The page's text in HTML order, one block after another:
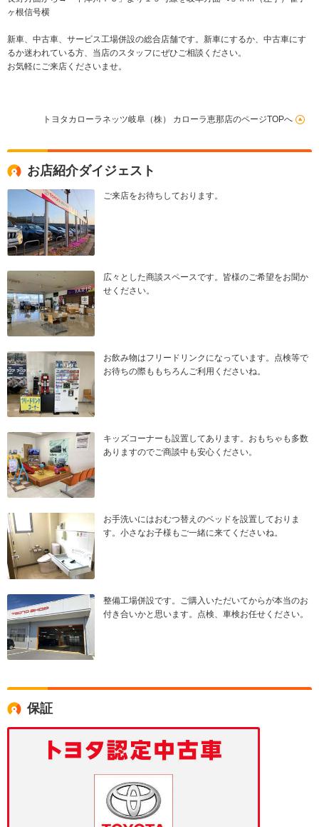
ヶ根信号横
新車、中古車、サービス工場併設の総合店舗です。新車にするか、中古車にす
るか迷われている方、当店のスタッフにぜひご相談ください。
お気軽にご来店くださいませ。
トヨタカローラネッツ岐阜（株） カローラ恵那店のページTOPへ
お店紹介ダイジェスト
ご来店をお待ちしております。
広々とした商談スペースです。皆様のご希望をお聞か
せください。
お飲み物はフリードリンクになっています。点検等で
お待ちの際ももちろんご利用くださいね。
キッズコーナーも設置してあります。おもちゃも多数
ありますのでご商談中も安心ください。
お手洗いにはおむつ替えのベッドを設置しておりま
す。小さなお子様もご一緒に来てくださいね。
整備工場併設です。ご購入いただいてからが本当のお
付き合いかと思います。点検、車検お任せください。
保証